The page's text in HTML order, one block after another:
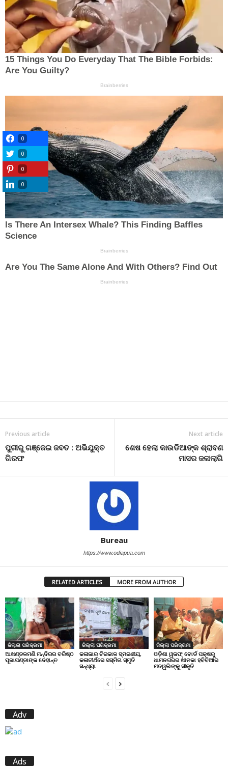
Previous article
ପୁରୀରୁ ଗଞ୍ଜେଇ ଜବତ : ଅଭିଯୁକ୍ତ
ଗିରଫ
Next article
ଶେଷ ହେଲା କାଉଡିଆଙ୍କ ଶ୍ରାବଣ
ମାସର ଜଳାଲାଗି
Bureau
https://www.odiapua.com
RELATED ARTICLES MORE FROM AUTHOR
ଜିଲ୍ଲା ପରିକ୍ରମା
ଆଖଣ୍ଡଳମଣି ମନ୍ଦିରର ବରିଷ୍ଠ
ପୂଜାପଣ୍ଡାଙ୍କ ଦେହାନ୍ତ
ଜିଲ୍ଲା ପରିକ୍ରମା
କଳାକାର ଚିରକାଳ ସ୍ମରଣୀୟ,
କଳାତୀର୍ଥରେ ସସ୍ମିତା ସ୍ମୃତି
ସନ୍ଧ୍ୟା
ଜିଲ୍ଲା ପରିକ୍ରମା
ଓଡ଼ିଶା ୱକଫ୍ ବୋର୍ଡ ପକ୍ଷରୁ
ଧାମନଗରର ଖାନକା ହବିବିଆର
ମତୱଲିଙ୍କୁ ସୀକୃତି
Adv
Ads
0
0
0
0